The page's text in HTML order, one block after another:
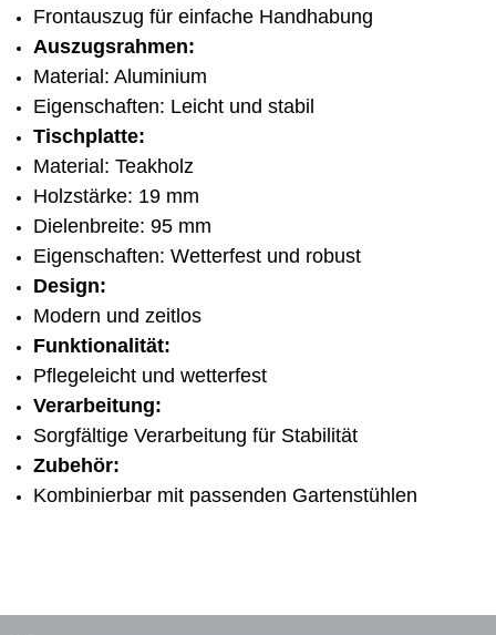
Frontauszug für einfache Handhabung
Auszugsrahmen:
Material: Aluminium
Eigenschaften: Leicht und stabil
Tischplatte:
Material: Teakholz
Holzstärke: 19 mm
Dielenbreite: 95 mm
Eigenschaften: Wetterfest und robust
Design:
Modern und zeitlos
Funktionalität:
Pflegeleicht und wetterfest
Verarbeitung:
Sorgfältige Verarbeitung für Stabilität
Zubehör:
Kombinierbar mit passenden Gartenstühlen